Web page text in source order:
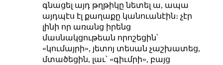
գնացել այդ թղթիկը նետել ա, ապա
այդպէս էլ քաղաքը կանուանէին։ չէր
լինի որ առանց իրենց
մասնակցութեան որոշեցին՝
«կումայրի», յետոյ տեսան չաշխատեց,
մտածեցին, լաւ՝ «գիւմրի», բայց